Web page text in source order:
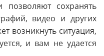
сохранять
видео и других
возникнуть ситуация,
и вам не удается